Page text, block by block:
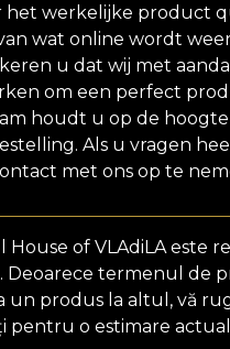
het werkelijke product
wat online wordt
u dat wij met
om een perfect
houdt u op de
Als u vragen
met ons op te
House of VLAdiLA este
Deoarece termenul de
un produs la altul, vă
pentru o estimare